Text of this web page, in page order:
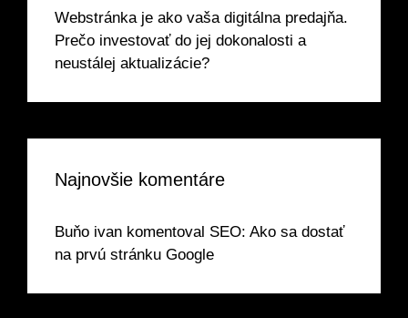
Webstránka je ako vaša digitálna predajňa.
Prečo investovať do jej dokonalosti a
neustálej aktualizácie?
Najnovšie komentáre
Buňo ivan komentoval SEO: Ako sa dostať
na prvú stránku Google